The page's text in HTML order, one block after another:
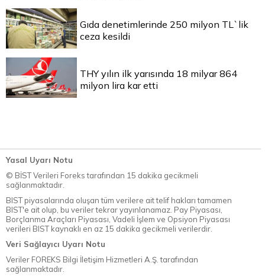
Gıda denetimlerinde 250 milyon TL`lik
ceza kesildi
THY yılın ilk yarısında 18 milyar 864
milyon lira kar etti
Yasal Uyarı Notu
© BİST Verileri Foreks tarafından 15 dakika gecikmeli
sağlanmaktadır.
BIST piyasalarında oluşan tüm verilere ait telif hakları tamamen
BIST'e ait olup, bu veriler tekrar yayınlanamaz. Pay Piyasası,
Borçlanma Araçları Piyasası, Vadeli İşlem ve Opsiyon Piyasası
verileri BIST kaynaklı en az 15 dakika gecikmeli verilerdir.
Veri Sağlayıcı Uyarı Notu
Veriler FOREKS Bilgi İletişim Hizmetleri A.Ş. tarafından
sağlanmaktadır.